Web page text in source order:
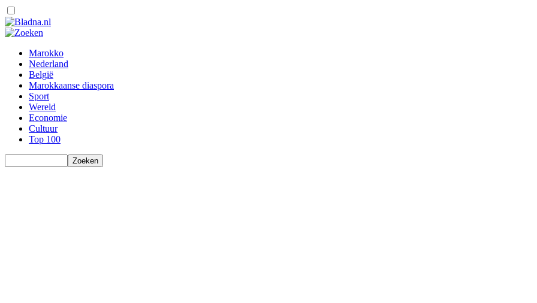
Marokko
Nederland
België
Marokkaanse diaspora
Sport
Wereld
Economie
Cultuur
Top 100